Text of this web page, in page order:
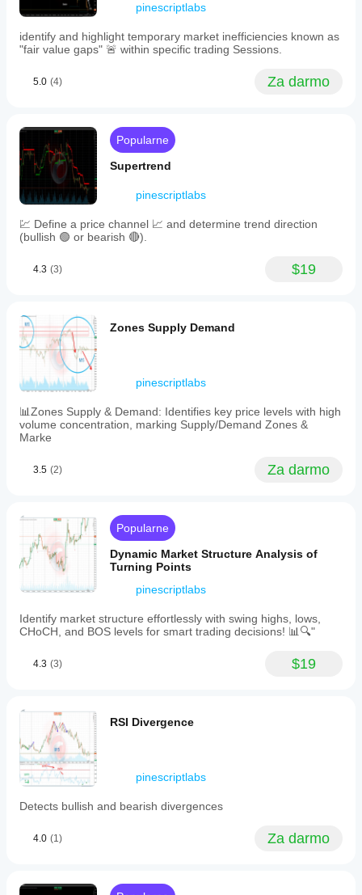
tych danych zajęłoby godziny—to narzędzie robi to
✅ 👀 Wizualnie Czytelne: System kodowania
kolorami ułatwia analizę, nawet dla użytkowników
✅ 🔄 Adaptowalne własne symbole, dzięki
interests.
The
tool
transforms
historical
into
intuitive
visualization,
saving
time
by
automating
data
and
calculation,
making
to
non-
technical
users.
Profil wskaźnika
pinescriptlabs
identify and highlight temporary market inefficiencies known as
"fair value gaps" 🚨 within specific trading Sessions.
5.0 (4) Za darmo
Popularne
Supertrend
pinescriptlabs
💹 Define a price channel 📈 and determine trend direction
(bullish 🟢 or bearish 🔴).
4.3 (3) $19
Zones Supply Demand
pinescriptlabs
📊Zones Supply & Demand: Identifies key price levels with high
volume concentration, marking Supply/Demand Zones &
Marke
3.5 (2) Za darmo
Popularne
Dynamic Market Structure Analysis of
Turning Points
pinescriptlabs
Identify market structure effortlessly with swing highs, lows,
CHoCH, and BOS levels for smart trading decisions! 📊🔍"
4.3 (3) $19
RSI Divergence
pinescriptlabs
Detects bullish and bearish divergences
4.0 (1) Za darmo